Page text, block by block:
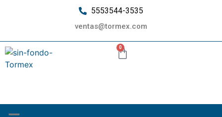
5553544-3535
ventas@tormex.com
0